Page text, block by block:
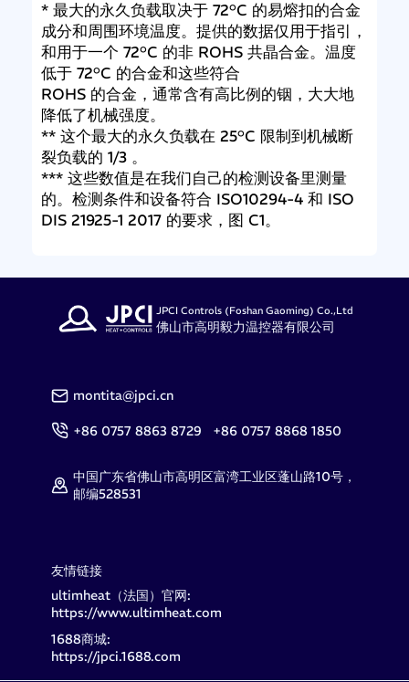
* 最大的永久负载取决于 72°C 的易熔扣的合金
成分和周围环境温度。提供的数据仅用于指引，
和用于一个 72°C 的非 ROHS 共晶合金。温度
低于 72°C 的合金和这些符合
ROHS 的合金，通常含有高比例的铟，大大地
降低了机械强度。
** 这个最大的永久负载在 25°C 限制到机械断
裂负载的 1/3 。
*** 这些数值是在我们自己的检测设备里测量
的。检测条件和设备符合 ISO10294-4 和 ISO
DIS 21925-1 2017 的要求，图 C1。
JPCI Controls (Foshan Gaoming) Co.,Ltd
佛山市高明毅力温控器有限公司
montita@jpci.cn
+86 0757 8863 8729 +86 0757 8868 1850
中国广东省佛山市高明区富湾工业区蓬山路10号，
邮编528531
友情链接
ultimheat（法国）官网:
https://www.ultimheat.com
1688商城:
https://jpci.1688.com